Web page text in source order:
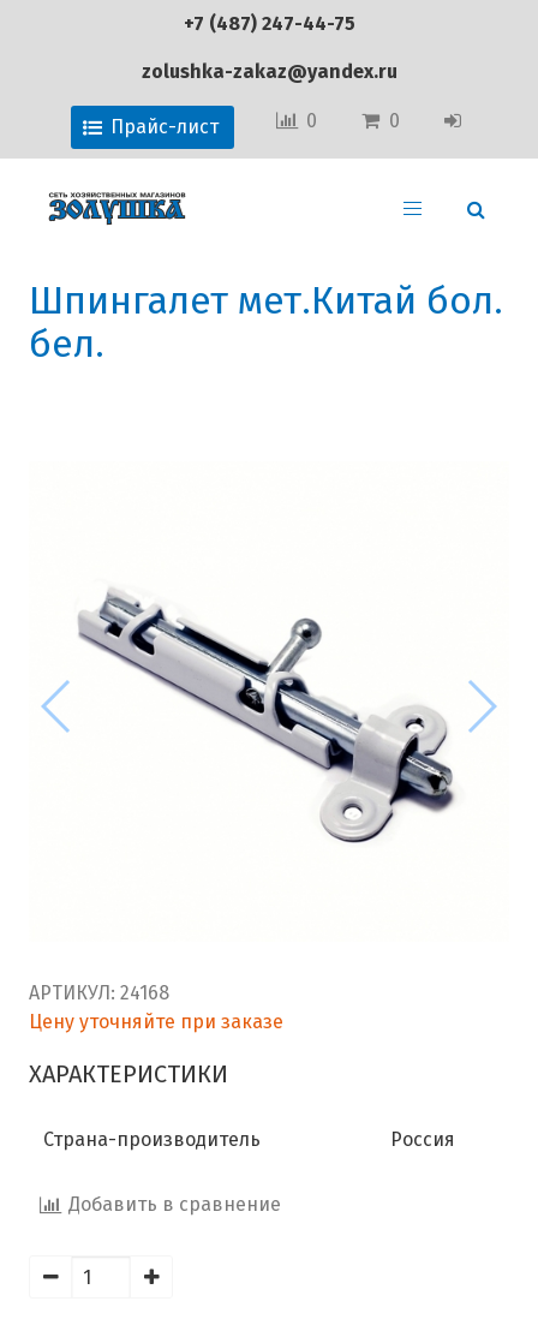
+7 (487) 247-44-75
zolushka-zakaz@yandex.ru
Прайс-лист 0 0
Шпингалет мет.Китай бол.
бел.
АРТИКУЛ: 24168
Цену уточняйте при заказе
ХАРАКТЕРИСТИКИ
Страна-производитель Россия
Добавить в сравнение